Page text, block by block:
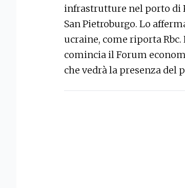
infrastrutture nel porto di
San Pietroburgo. Lo
ucraine, come riporta
comincia il Forum
che vedrà la presenza del